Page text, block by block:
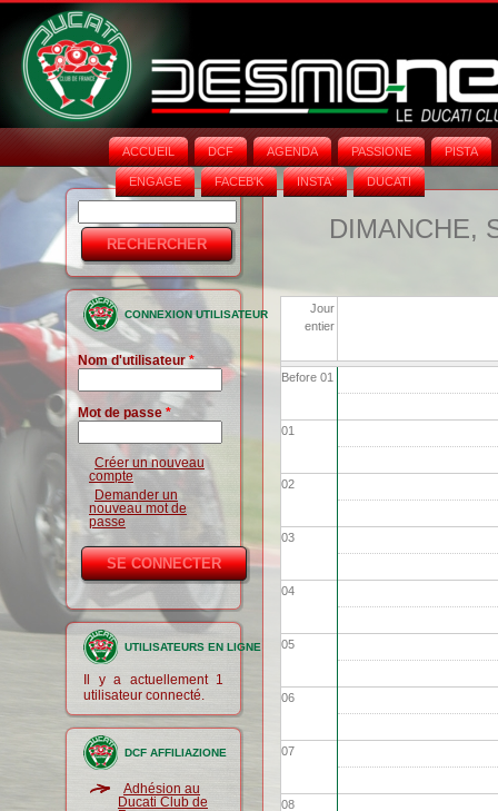
ACCUEIL DCF AGENDA PASSIONE PISTA
ENGAGE FACEB'K INSTA‘ DUCATI
Formulaire
de
recherche
CONNEXION UTILISATEUR
Nom d'utilisateur*
Mot de passe *
Créer un nouveau
compte
Demander un
nouveau mot de
passe
UTILISATEURS EN LIGNE
Il y a actuellement 1
utilisateur connecté.
DCF AFFILIAZIONE
Adhésion au
Ducati Club de
DIMANCHE,
Jour
entier
Before 01
01
02
03
04
05
06
07
08